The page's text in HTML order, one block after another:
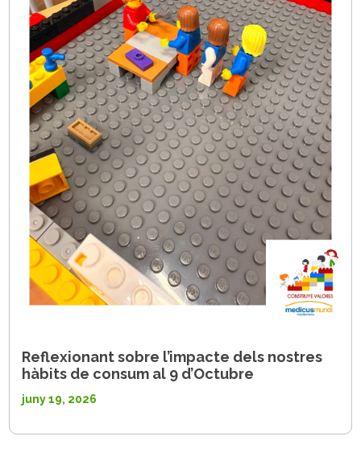
Reflexionant sobre l’impacte dels nostres
hàbits de consum al 9 d’Octubre
juny 19, 2026